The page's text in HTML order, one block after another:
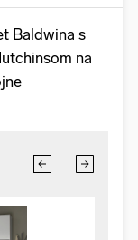
Baldwina s
na